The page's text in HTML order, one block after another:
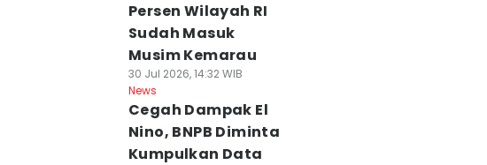
Persen Wilayah RI
Sudah Masuk
Musim Kemarau
30 Jul 2026, 14:32 WIB
News
Cegah Dampak El
Nino, BNPB Diminta
Kumpulkan Data